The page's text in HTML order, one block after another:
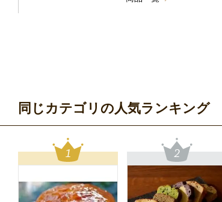
同じカテゴリの人気ランキング